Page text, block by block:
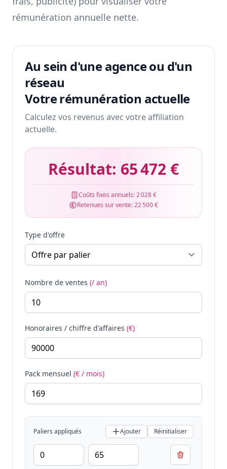
rémunération annuelle nette.
Au sein d'une agence ou d'un
réseau
Votre rémunération actuelle
Calculez vos revenus avec votre affiliation
actuelle.
Résultat: 65 472 €
Coûts fixes annuels:2 028 €
Retenues sur vente:22 500 €
Type d'offre
Nombre de ventes (/ an)
Honoraires / chiffre d'affaires (€)
Pack mensuel (€ / mois)
Paliers appliqués Ajouter Réinitialiser